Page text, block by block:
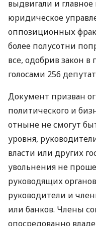
выдвигали и
юридическое
оппозиционных
более полусотни
все, одобрив закон
голосами 256
Документ призван
политического и
отныне не смогут
уровня,
власти или других
увольнения не
руководящих
руководители и
или банков. Члены
опосредованно